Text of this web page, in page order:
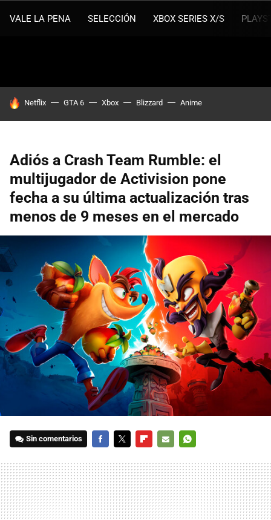
VALE LA PENA SELECCIÓN XBOX SERIES X/S
HOY SE HABLA DE
Netflix GTA 6 Xbox Blizzard Anime
Adiós a Crash Team Rumble: el
multijugador de Activision pone
fecha a su última actualización tras
menos de 9 meses en el mercado
Sin comentarios
MAIL